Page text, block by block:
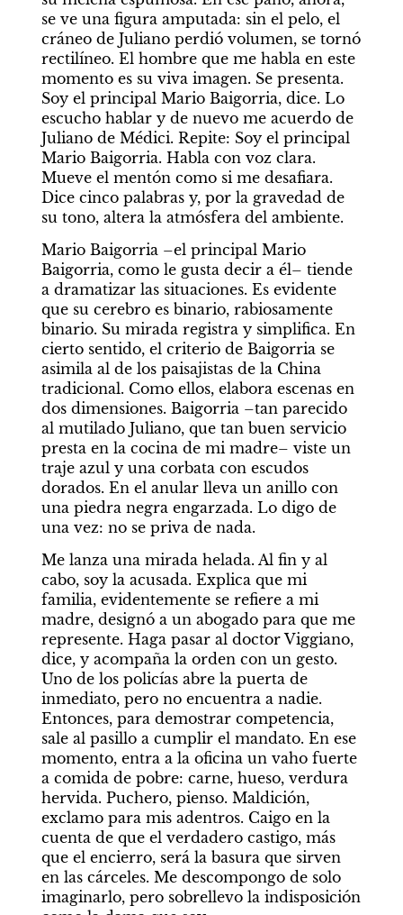
se ve una figura amputada: sin el pelo, el
cráneo de Juliano perdió volumen, se tornó
rectilíneo. El hombre que me habla en este
momento es su viva imagen. Se presenta.
Soy el principal Mario Baigorria, dice. Lo
escucho hablar y de nuevo me acuerdo de
Juliano de Médici. Repite: Soy el principal
Mario Baigorria. Habla con voz clara.
Mueve el mentón como si me desafiara.
Dice cinco palabras y, por la gravedad de
su tono, altera la atmósfera del ambiente.
Mario Baigorria –el principal Mario
Baigorria, como le gusta decir a él– tiende
a dramatizar las situaciones. Es evidente
que su cerebro es binario, rabiosamente
binario. Su mirada registra y simplifica. En
cierto sentido, el criterio de Baigorria se
asimila al de los paisajistas de la China
tradicional. Como ellos, elabora escenas en
dos dimensiones. Baigorria –tan parecido
al mutilado Juliano, que tan buen servicio
presta en la cocina de mi madre– viste un
traje azul y una corbata con escudos
dorados. En el anular lleva un anillo con
una piedra negra engarzada. Lo digo de
una vez: no se priva de nada.
Me lanza una mirada helada. Al fin y al
cabo, soy la acusada. Explica que mi
familia, evidentemente se refiere a mi
madre, designó a un abogado para que me
represente. Haga pasar al doctor Viggiano,
dice, y acompaña la orden con un gesto.
Uno de los policías abre la puerta de
inmediato, pero no encuentra a nadie.
Entonces, para demostrar competencia,
sale al pasillo a cumplir el mandato. En ese
momento, entra a la oficina un vaho fuerte
a comida de pobre: carne, hueso, verdura
hervida. Puchero, pienso. Maldición,
exclamo para mis adentros. Caigo en la
cuenta de que el verdadero castigo, más
que el encierro, será la basura que sirven
en las cárceles. Me descompongo de solo
imaginarlo, pero sobrellevo la indisposición